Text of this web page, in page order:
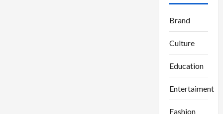
Brand
Culture
Education
Entertaiment
Fashion